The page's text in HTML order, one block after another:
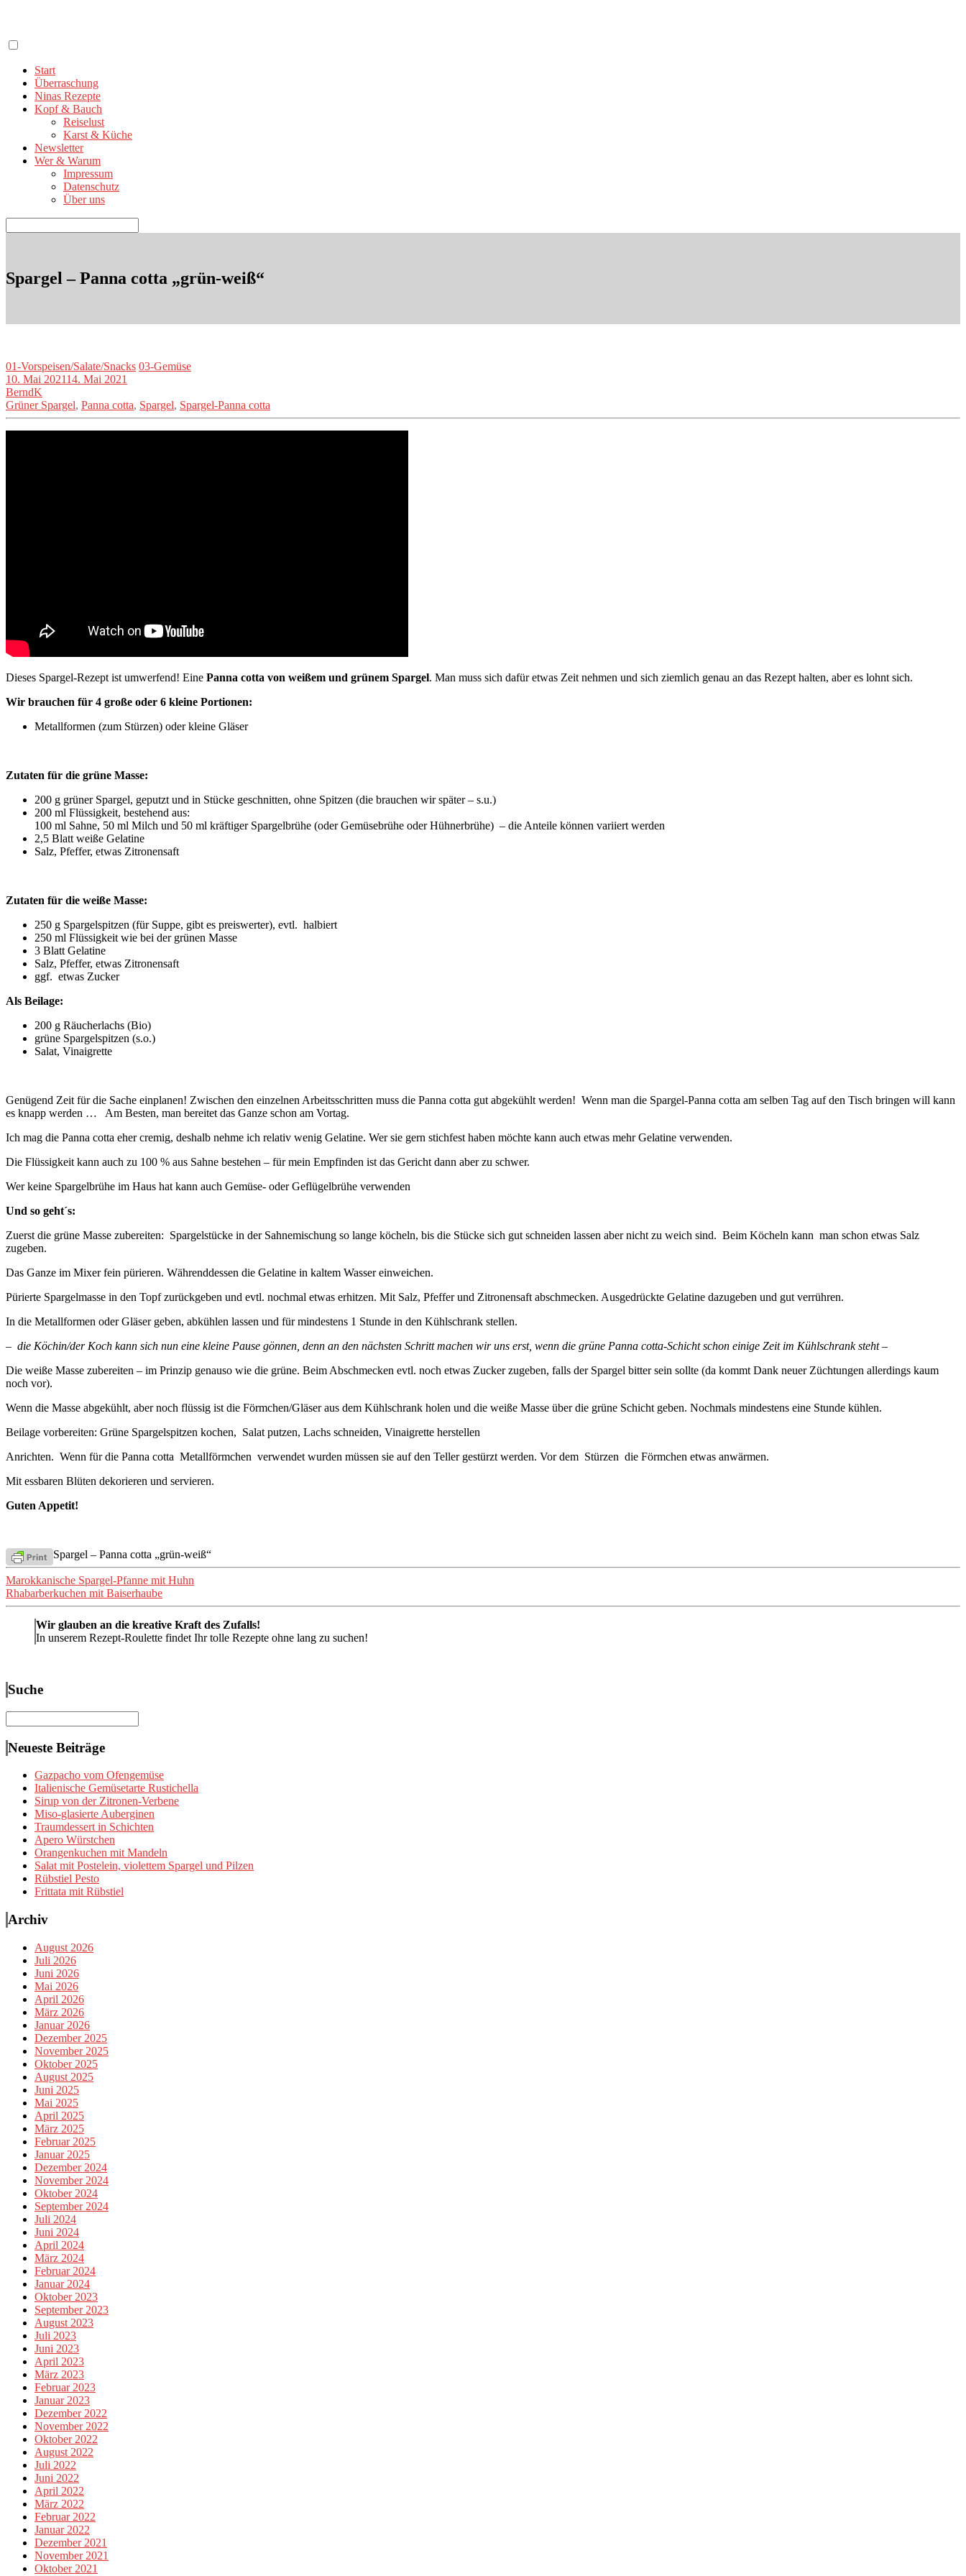
springen
Start
Überraschung
Ninas Rezepte
Kopf & Bauch
Reiselust
Karst & Küche
Newsletter
Wer & Warum
Impressum
Datenschutz
Über uns
nach:
Spargel – Panna cotta „grün-weiß“
01-Vorspeisen/Salate/Snacks 03-Gemüse
10. Mai 202114. Mai 2021
BerndK
Grüner Spargel, Panna cotta, Spargel, Spargel-Panna cotta
Dieses Spargel-Rezept ist umwerfend! Eine Panna cotta von weißem und grünem Spargel. Man muss sich dafür etwas Zeit nehmen und sich ziemlich genau an das Rezept halten, aber es lohnt sich.
Wir brauchen für 4 große oder 6 kleine Portionen:
Metallformen (zum Stürzen) oder kleine Gläser
Zutaten für die grüne Masse:
200 g grüner Spargel, geputzt und in Stücke geschnitten, ohne Spitzen (die brauchen wir später – s.u.)
200 ml Flüssigkeit, bestehend aus:
100 ml Sahne, 50 ml Milch und 50 ml kräftiger Spargelbrühe (oder Gemüsebrühe oder Hühnerbrühe) – die Anteile können variiert werden
2,5 Blatt weiße Gelatine
Salz, Pfeffer, etwas Zitronensaft
Zutaten für die weiße Masse:
250 g Spargelspitzen (für Suppe, gibt es preiswerter), evtl. halbiert
250 ml Flüssigkeit wie bei der grünen Masse
3 Blatt Gelatine
Salz, Pfeffer, etwas Zitronensaft
ggf. etwas Zucker
Als Beilage:
200 g Räucherlachs (Bio)
grüne Spargelspitzen (s.o.)
Salat, Vinaigrette
Genügend Zeit für die Sache einplanen! Zwischen den einzelnen Arbeitsschritten muss die Panna cotta gut abgekühlt werden! Wenn man die Spargel-Panna cotta am selben Tag auf den Tisch bringen will kann
es knapp werden … Am Besten, man bereitet das Ganze schon am Vortag.
Ich mag die Panna cotta eher cremig, deshalb nehme ich relativ wenig Gelatine. Wer sie gern stichfest haben möchte kann auch etwas mehr Gelatine verwenden.
Die Flüssigkeit kann auch zu 100 % aus Sahne bestehen – für mein Empfinden ist das Gericht dann aber zu schwer.
Wer keine Spargelbrühe im Haus hat kann auch Gemüse- oder Geflügelbrühe verwenden
Und so geht´s:
Zuerst die grüne Masse zubereiten: Spargelstücke in der Sahnemischung so lange köcheln, bis die Stücke sich gut schneiden lassen aber nicht zu weich sind. Beim Köcheln kann man schon etwas Salz
zugeben.
Das Ganze im Mixer fein pürieren. Währenddessen die Gelatine in kaltem Wasser einweichen.
Pürierte Spargelmasse in den Topf zurückgeben und evtl. nochmal etwas erhitzen. Mit Salz, Pfeffer und Zitronensaft abschmecken. Ausgedrückte Gelatine dazugeben und gut verrühren.
In die Metallformen oder Gläser geben, abkühlen lassen und für mindestens 1 Stunde in den Kühlschrank stellen.
– die Köchin/der Koch kann sich nun eine kleine Pause gönnen, denn an den nächsten Schritt machen wir uns erst, wenn die grüne Panna cotta-Schicht schon einige Zeit im Kühlschrank steht –
Die weiße Masse zubereiten – im Prinzip genauso wie die grüne. Beim Abschmecken evtl. noch etwas Zucker zugeben, falls der Spargel bitter sein sollte (da kommt Dank neuer Züchtungen allerdings kaum
noch vor).
Wenn die Masse abgekühlt, aber noch flüssig ist die Förmchen/Gläser aus dem Kühlschrank holen und die weiße Masse über die grüne Schicht geben. Nochmals mindestens eine Stunde kühlen.
Beilage vorbereiten: Grüne Spargelspitzen kochen, Salat putzen, Lachs schneiden, Vinaigrette herstellen
Anrichten. Wenn für die Panna cotta Metallförmchen verwendet wurden müssen sie auf den Teller gestürzt werden. Vor dem Stürzen die Förmchen etwas anwärmen.
Mit essbaren Blüten dekorieren und servieren.
Guten Appetit!
Spargel – Panna cotta „grün-weiß“
Beitragsnavigation
Marokkanische Spargel-Pfanne mit Huhn
Rhabarberkuchen mit Baiserhaube
Wir glauben an die kreative Kraft des Zufalls!
In unserem Rezept-Roulette findet Ihr tolle Rezepte ohne lang zu suchen!
Suche
nach:
Neueste Beiträge
Gazpacho vom Ofengemüse
Italienische Gemüsetarte Rustichella
Sirup von der Zitronen-Verbene
Miso-glasierte Auberginen
Traumdessert in Schichten
Apero Würstchen
Orangenkuchen mit Mandeln
Salat mit Postelein, violettem Spargel und Pilzen
Rübstiel Pesto
Frittata mit Rübstiel
Archiv
August 2026
Juli 2026
Juni 2026
Mai 2026
April 2026
März 2026
Januar 2026
Dezember 2025
November 2025
Oktober 2025
August 2025
Juni 2025
Mai 2025
April 2025
März 2025
Februar 2025
Januar 2025
Dezember 2024
November 2024
Oktober 2024
September 2024
Juli 2024
Juni 2024
April 2024
März 2024
Februar 2024
Januar 2024
Oktober 2023
September 2023
August 2023
Juli 2023
Juni 2023
April 2023
März 2023
Februar 2023
Januar 2023
Dezember 2022
November 2022
Oktober 2022
August 2022
Juli 2022
Juni 2022
April 2022
März 2022
Februar 2022
Januar 2022
Dezember 2021
November 2021
Oktober 2021